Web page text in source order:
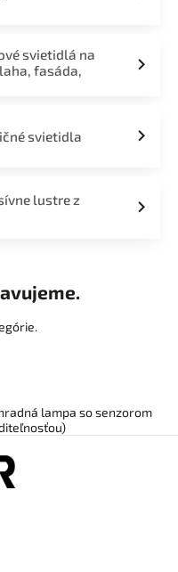
svietidlá na
fasáda,
svietidla
lustre z
lampa so senzorom